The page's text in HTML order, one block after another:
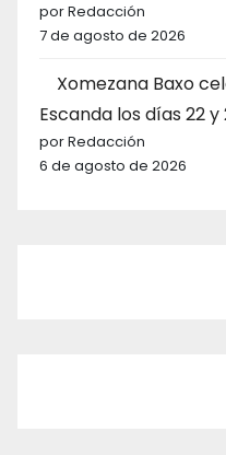
por Redacción
7 de agosto de 2026
Xomezana Baxo
Escanda los días 22
por Redacción
6 de agosto de 2026